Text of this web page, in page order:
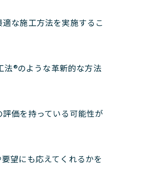
な施工方法を実施するこ
法®︎のような革新的な方法
価を持っている可能性が
望にも応えてくれるかを